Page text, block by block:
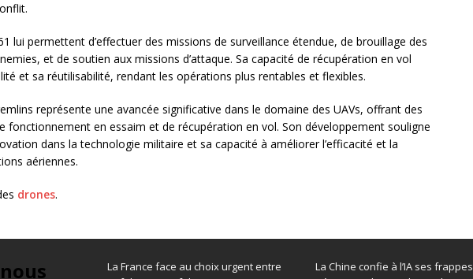
lui permettent d’effectuer des missions de surveillance étendue, de brouillage des
et de soutien aux missions d’attaque. Sa capacité de récupération en vol
et sa réutilisabilité, rendant les opérations plus rentables et flexibles.
représente une avancée significative dans le domaine des UAVs, offrant des
fonctionnement en essaim et de récupération en vol. Son développement souligne
dans la technologie militaire et sa capacité à améliorer l’efficacité et la
aériennes.
drones.
La France face au choix urgent entre
La Chine confie à l’IA ses frappes